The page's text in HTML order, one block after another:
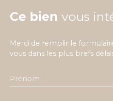
Ce bien vous
Merci de remplir le
vous dans les plus brefs
Prénom